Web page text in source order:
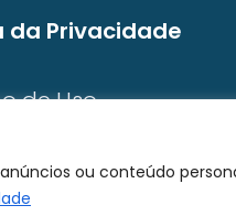
ou conteúdo
da Privacidade
de Uso
Conosco